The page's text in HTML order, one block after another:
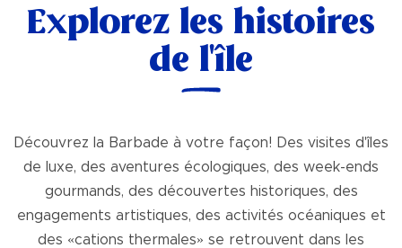
Explorez les histoires
de l'île
Découvrez la Barbade à votre façon! Des visites d'îles
de luxe, des aventures écologiques, des week-ends
gourmands, des découvertes historiques, des
engagements artistiques, des activités océaniques et
des «cations thermales» se retrouvent dans les